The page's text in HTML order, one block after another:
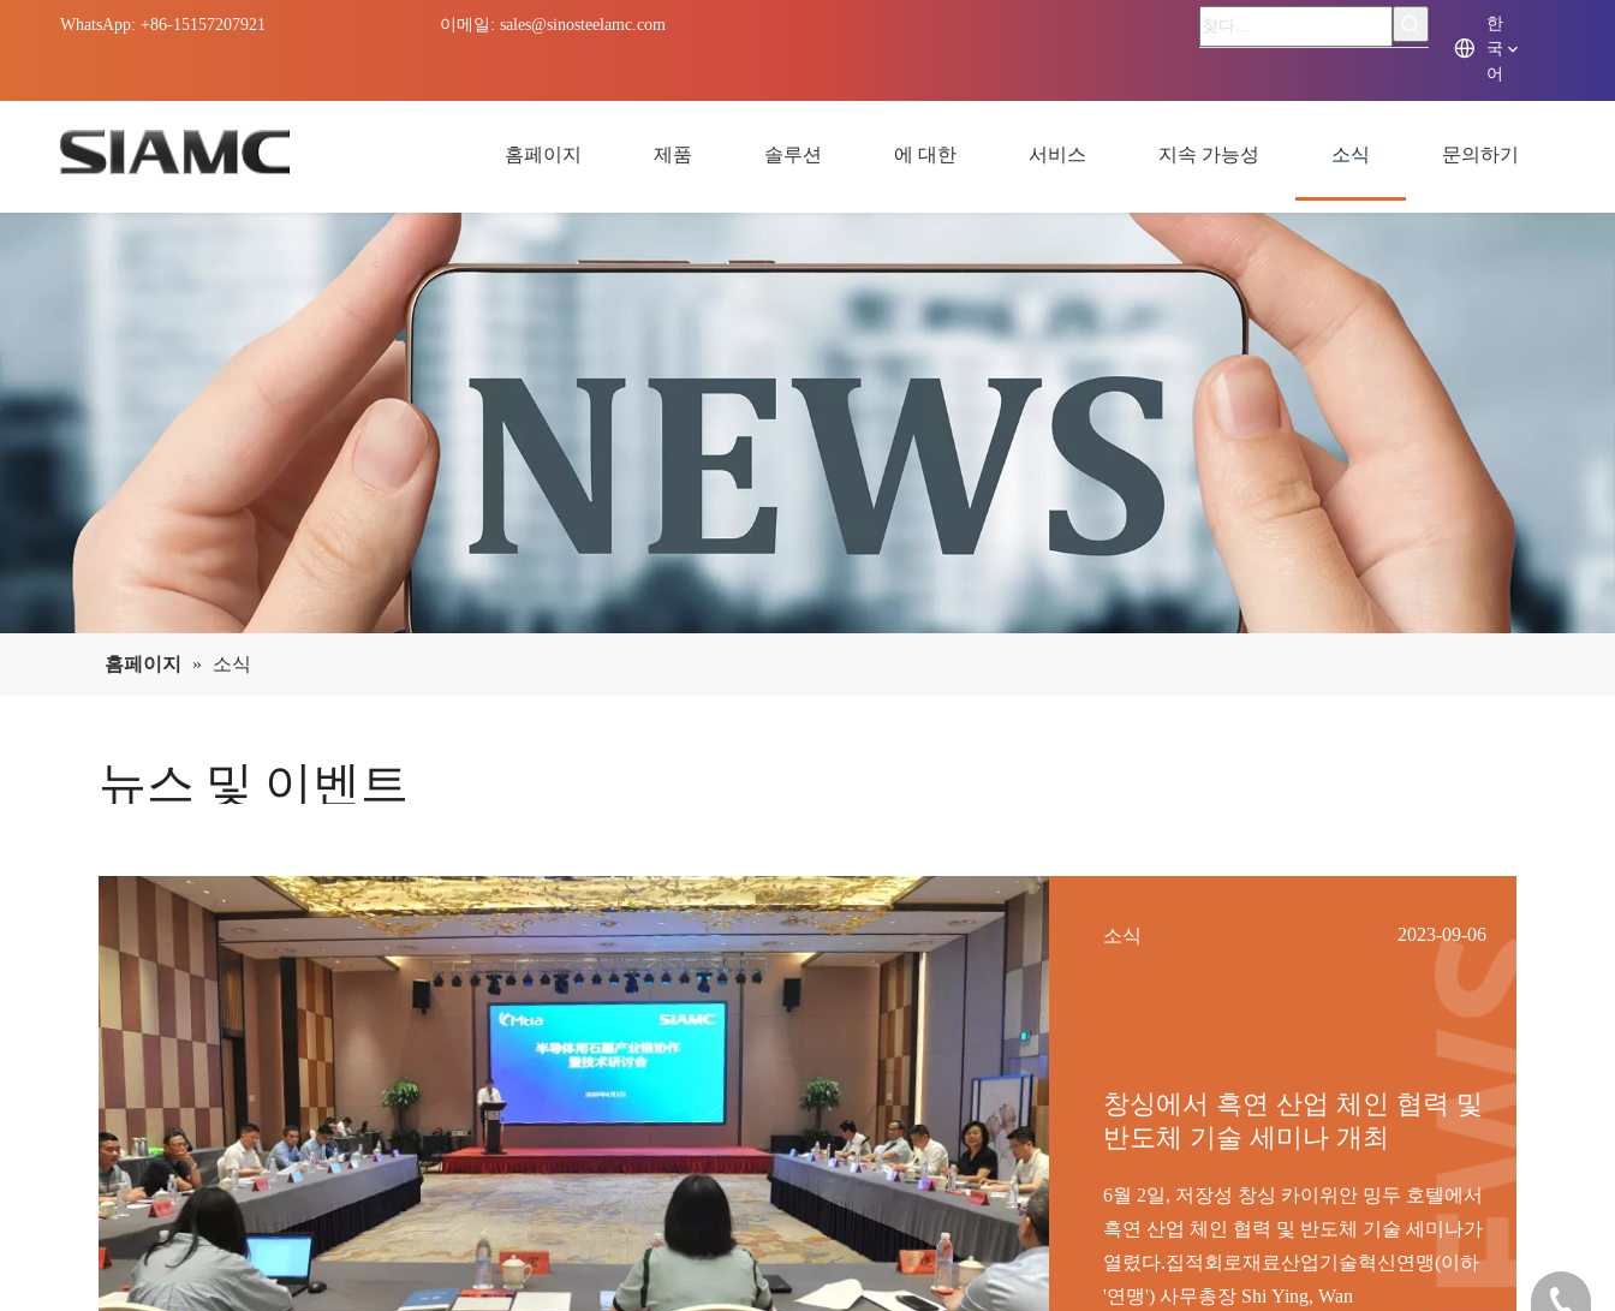
WhatsApp: +86-15157207921 이메일: sales@sinosteelamc.com
한
국
어
홈페이지 제품 솔루션 에 대한 서비스 지속 가능성 소식 문의하기
홈페이지 » 소식
뉴스 및 이벤트
소식 2023-09-06
창싱에서 흑연 산업 체인 협력 및
반도체 기술 세미나 개최
6월 2일, 저장성 창싱 카이위안 밍두 호텔에서
흑연 산업 체인 협력 및 반도체 기술 세미나가
열렸다.집적회로재료산업기술혁신연맹(이하
'연맹') 사무총장 Shi Ying, Wan
0572-